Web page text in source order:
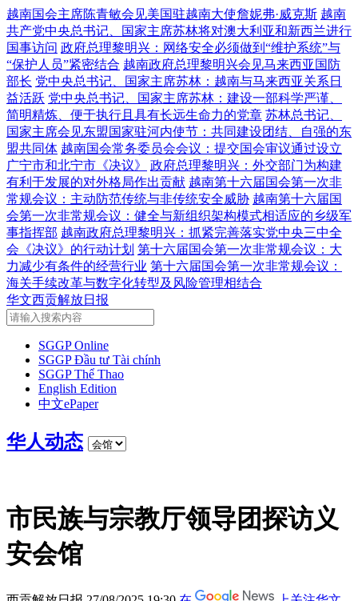
越南国会主席陈青敏会见美国驻越南大使詹妮弗·威克斯 越南
共产党中央总书记、国家主席苏林将对澳大利亚和新西兰进行
国事访问 政府总理黎明兴：网络安全必须做到“维护系统”与
“保护人员”紧密结合 越南政府总理黎明兴会见马来西亚国防
部长 党中央总书记、国家主席苏林：越南与马来西亚关系日
益活跃 党中央总书记、国家主席苏林：建设一部科学严谨、
简明精炼、便于执行且具有长远生命力的党章 苏林总书记、
国家主席会见东盟国家驻河内使节：共同建设团结、自强的东
盟共同体 越南国会常务委员会会议：提交国会审议通过设立
广宁市和北宁市《决议》
政府总理黎明兴：外交部门为构建
有利于发展的对外格局作出贡献 越南第十六届国会第一次非
常规会议：主动防范传统与非传统安全威胁 越南第十六届国
会第一次非常规会议：健全与新组织架构模式相适应的乡级军
事指挥部 越南政府总理黎明兴：抓紧完善落实党中央三中全
会《决议》的行动计划 第十六届国会第一次非常规会议：大
力减少有条件的经营行业 第十六届国会第一次非常规会议：
海关手续改革与数字化转型及风险管理相结合
华文西贡解放日报
SGGP Online
SGGP Đầu tư Tài chính
SGGP Thể Thao
English Edition
中文ePaper
华人动态
市民族与宗教厅领导团探访义
安会馆